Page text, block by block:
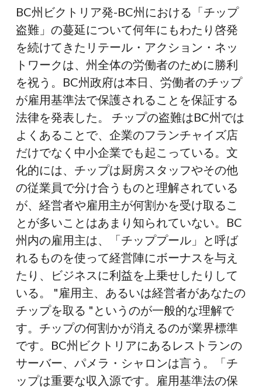
は
も
は
や
従
業
員
か
ら
チ
ッ
プ
を
盗
む
こ
と
は
で
き
な
い
BC州ビクトリア発-BC州における「チップ
盗難」の蔓延について何年にもわたり啓発
を続けてきたリテール・アクション・ネッ
トワークは、州全体の労働者のために勝利
を祝う。BC州政府は本日、労働者のチップ
が雇用基準法で保護されることを保証する
法律を発表した。 チップの盗難はBC州では
よくあることで、企業のフランチャイズ店
だけでなく中小企業でも起こっている。文
化的には、チップは厨房スタッフやその他
の従業員で分け合うものと理解されている
が、経営者や雇用主が何割かを受け取るこ
とが多いことはあまり知られていない。BC
州内の雇用主は、「チッププール」と呼ば
れるものを使って経営陣にボーナスを与え
たり、ビジネスに利益を上乗せしたりして
いる。 "雇用主、あるいは経営者があなたの
チップを取る "というのが一般的な理解で
す。チップの何割かが消えるのが業界標準
です。BC州ビクトリアにあるレストランの
サーバー、パメラ・シャロンは言う。「チ
ップは重要な収入源です。雇用基準法の保